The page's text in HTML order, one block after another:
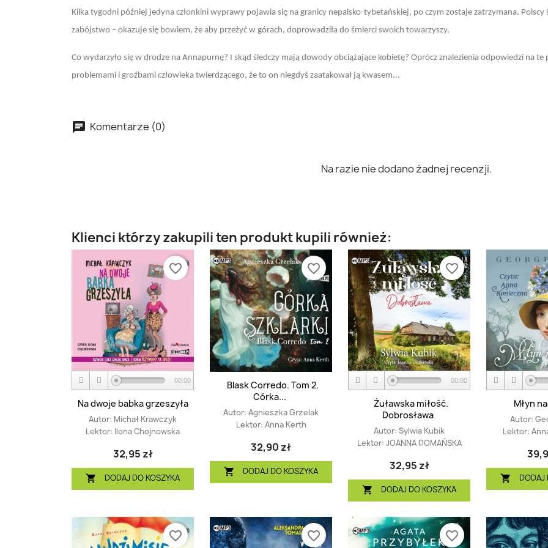
Kilka tygodni później jedyna członkini wyprawy pojawia się na granicy nepalsko-tybetańskiej, po czym zostaje zatrzymana.
zabójstwo – okazuje się bowiem, że aby przeżyć w górach, doprowadziła do śmierci swoich towarzyszy.
Co wydarzyło się w drodze na Annapurnę? I skąd śledczy mają dowody obciążające kobietę? Oprócz znalezienia odpowiedzi na te
problemami i groźbami człowieka twierdzącego, że to on niegdyś zaatakował ją kwasem...
Komentarze (0)
Na razie nie dodano żadnej recenzji.
Klienci którzy zakupili ten produkt kupili również:
00:00
Na dwoje babka grzeszyła
Autor: Michał Krawczyk
Lektor: Ilona Chojnowska
32,95 zł
 DODAJ DO KOSZYKA
favorite_border
Blask Corredo. Tom 2.
Córka...
Autor: Agnieszka Grzelak
Lektor: Anna Kerth
32,90 zł
 DODAJ DO KOSZYKA
favorite_border
00:00
Żuławska miłość.
Dobrosława
Autor: Sylwia Kubik
Lektor: JOANNA DOMAŃSKA
32,95 zł
 DODAJ DO KOSZYKA
favorite_border
Młyn
Autor:
Lektor:
 DODAJ
favorite_border favorite_border favorite_border